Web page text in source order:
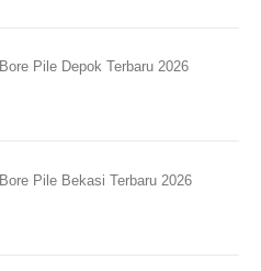
Pile Depok Terbaru 2026
Pile Bekasi Terbaru 2026